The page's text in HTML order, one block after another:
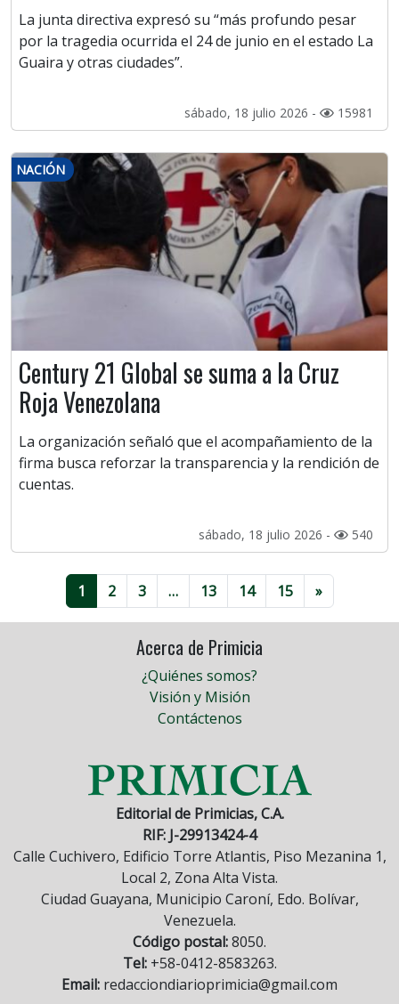
La junta directiva expresó su “más profundo pesar
por la tragedia ocurrida el 24 de junio en el estado La
Guaira y otras ciudades”.
sábado, 18 julio 2026 - 15981
NACIÓN
Century 21 Global se suma a la Cruz
Roja Venezolana
La organización señaló que el acompañamiento de la
firma busca reforzar la transparencia y la rendición de
cuentas.
sábado, 18 julio 2026 - 540
1 2 3 … 13 14 15 »
Acerca de Primicia
¿Quiénes somos?
Visión y Misión
Contáctenos
Editorial de Primicias, C.A.
RIF: J-29913424-4
Calle Cuchivero, Edificio Torre Atlantis, Piso Mezanina 1,
Local 2, Zona Alta Vista.
Ciudad Guayana, Municipio Caroní, Edo. Bolívar,
Venezuela.
Código postal:8050.
Tel:+58-0412-8583263.
Email: redacciondiarioprimicia@gmail.com